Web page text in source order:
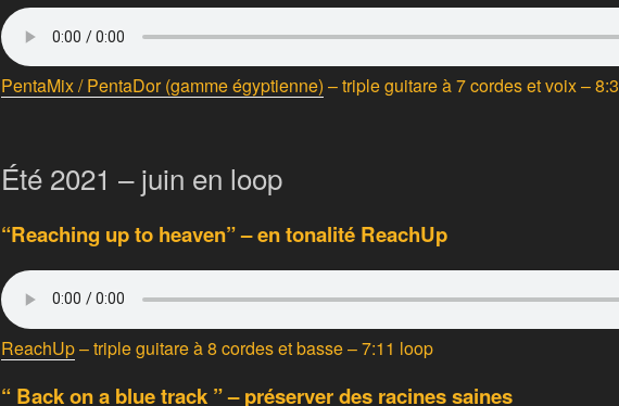
PentaMix / PentaDor (gamme égyptienne) – triple guitare à 7 cordes et voix –
Été 2021 – juin en loop
“Reaching up to heaven” – en tonalité ReachUp
ReachUp– triple guitare à 8 cordes et basse – 7:11 loop
“ Back on a blue track ” – préserver des racines saines